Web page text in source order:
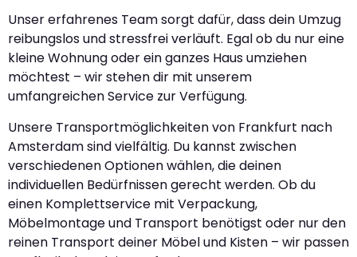
Unser erfahrenes Team sorgt dafür, dass dein Umzug
reibungslos und stressfrei verläuft. Egal ob du nur eine
kleine Wohnung oder ein ganzes Haus umziehen
möchtest – wir stehen dir mit unserem
umfangreichen Service zur Verfügung.
Unsere Transportmöglichkeiten von Frankfurt nach
Amsterdam sind vielfältig. Du kannst zwischen
verschiedenen Optionen wählen, die deinen
individuellen Bedürfnissen gerecht werden. Ob du
einen Komplettservice mit Verpackung,
Möbelmontage und Transport benötigst oder nur den
reinen Transport deiner Möbel und Kisten – wir passen